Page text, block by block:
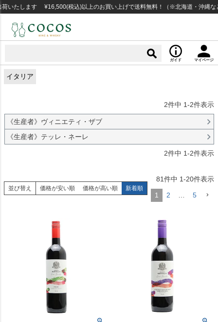
します ¥16,500(税込)以上のお買い上げで送料無料！（※北海道・沖縄など一
ガイド マイページ
イタリア
2件中 1-2件表示
《生産者》ヴィニエティ・ザブ
《生産者》テッレ・ネーレ
2件中 1-2件表示
並び替え 価格が安い順 価格が高い順 新着順
81件中 1-20件表示
1 2 5